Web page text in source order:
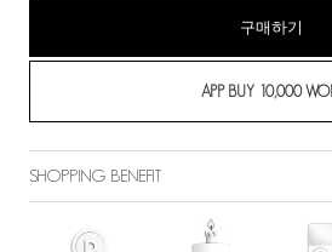
구매하기
SHOPPING BENEFIT